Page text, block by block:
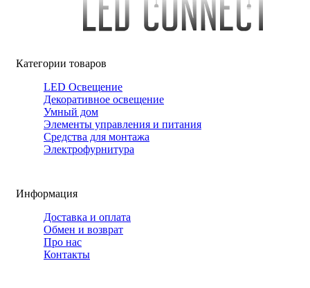
Категории товаров
LED Освещение
Декоративное освещение
Умный дом
Элементы управления и питания
Средства для монтажа
Электрофурнитура
Информация
Доставка и оплата
Обмен и возврат
Про нас
Контакты